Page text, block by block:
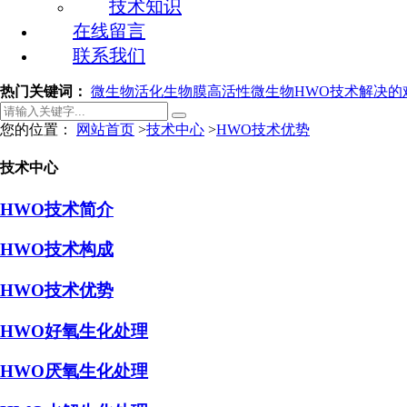
技术知识
在线留言
联系我们
热门关键词： 微生物活化生物膜高活性微生物HWO技术解决的
您的位置： 网站首页 >技术中心 >HWO技术优势
技术中心
HWO技术简介
HWO技术构成
HWO技术优势
HWO好氧生化处理
HWO厌氧生化处理